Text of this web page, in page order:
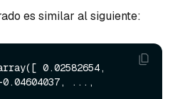
es similar al siguiente:
0.02582654,
0.04604037, ...,